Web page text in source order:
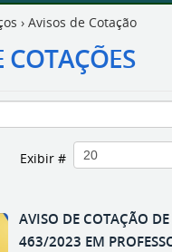
› Avisos de Cotação
COTAÇÕES
Exibir #
AVISO DE COTAÇÃO DE
463/2023 EM